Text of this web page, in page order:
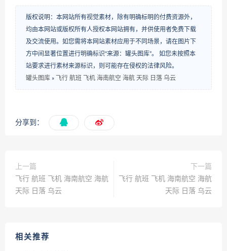
版权说明：本网站所有视觉素材，除有明确标明的付费资源外，
均由本网站或版权所有人授权本网站拥有，并供使用者免费下载
及交流使用。如您需将本网站素材应用于不同场景，请在图片下
方中间显著位置进行明确标识“来源：罐头图库”。 如您未按照本
站要求进行素材来源标识，则可能存在侵权的法律风险。
罐头图库 » 飞行 航班 飞机 海南航空 海航 天际 日落 乌云
分享到：
上一篇
飞行 航班 飞机 海南航空 海航
天际 日落 乌云
下一篇
飞行 航班 飞机 海南航空 海航
天际 日落 乌云
相关推荐